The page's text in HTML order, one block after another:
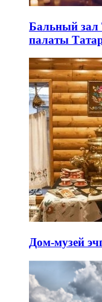
Бальный
палаты
Дом-музей